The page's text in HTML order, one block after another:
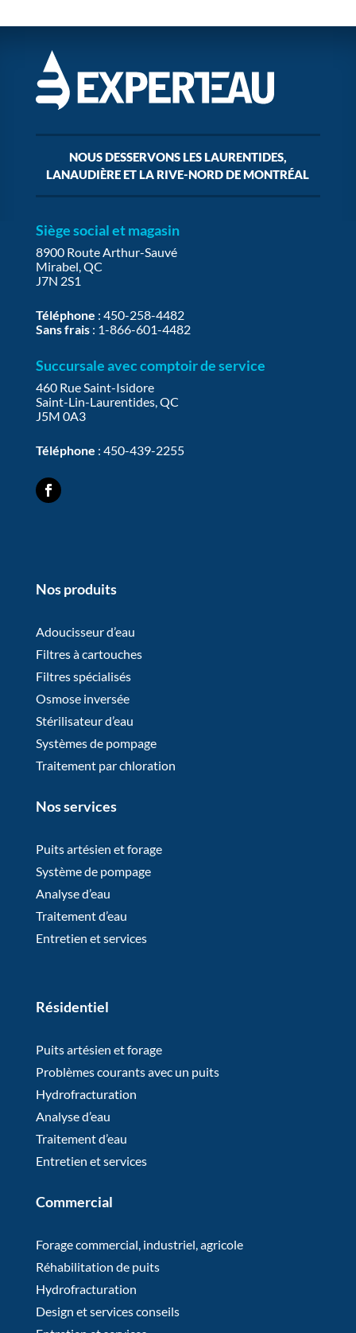
NOUS DESSERVONS LES LAURENTIDES,
LANAUDIÈRE ET LA RIVE-NORD DE MONTRÉAL
Siège social et magasin
8900 Route Arthur-Sauvé
Mirabel, QC
J7N 2S1
Téléphone : 450-258-4482
Sans frais: 1-866-601-4482
Succursale avec comptoir de service
460 Rue Saint-Isidore
Saint-Lin-Laurentides, QC
J5M 0A3
Téléphone : 450-439-2255
Nos produits
Adoucisseur d’eau
Filtres à cartouches
Filtres spécialisés
Osmose inversée
Stérilisateur d’eau
Systèmes de pompage
Traitement par chloration
Nos services
Puits artésien et forage
Système de pompage
Analyse d’eau
Traitement d’eau
Entretien et services
Résidentiel
Puits artésien et forage
Problèmes courants avec un puits
Hydrofracturation
Analyse d’eau
Traitement d’eau
Entretien et services
Commercial
Forage commercial, industriel, agricole
Réhabilitation de puits
Hydrofracturation
Design et services conseils